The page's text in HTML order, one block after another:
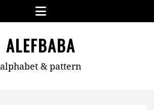
Menu
ALEFBABA
alphabet & pattern